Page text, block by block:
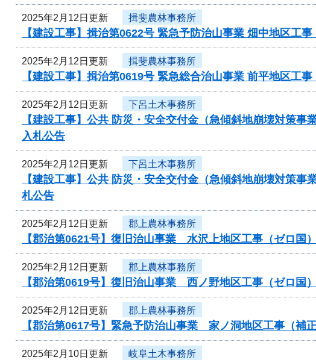
2025年2月12日更新 揖斐農林事務所
【建設工事】揖治第0622号 緊急予防治山事業 畑中地区工
2025年2月12日更新 揖斐農林事務所
【建設工事】揖治第0619号 緊急総合治山事業 前平地区工
2025年2月12日更新 下呂土木事務所
【建設工事】公共 防災・安全交付金（急傾斜地崩壊対策
入札公告
2025年2月12日更新 下呂土木事務所
【建設工事】公共 防災・安全交付金（急傾斜地崩壊対策
札公告
2025年2月12日更新 郡上農林事務所
【郡治第0621号】復旧治山事業 水沢上地区工事（ゼロ国
2025年2月12日更新 郡上農林事務所
【郡治第0619号】復旧治山事業 西ノ野地区工事（ゼロ国
2025年2月12日更新 郡上農林事務所
【郡治第0617号】緊急予防治山事業 家ノ洞地区工事（補
2025年2月10日更新 岐阜土木事務所